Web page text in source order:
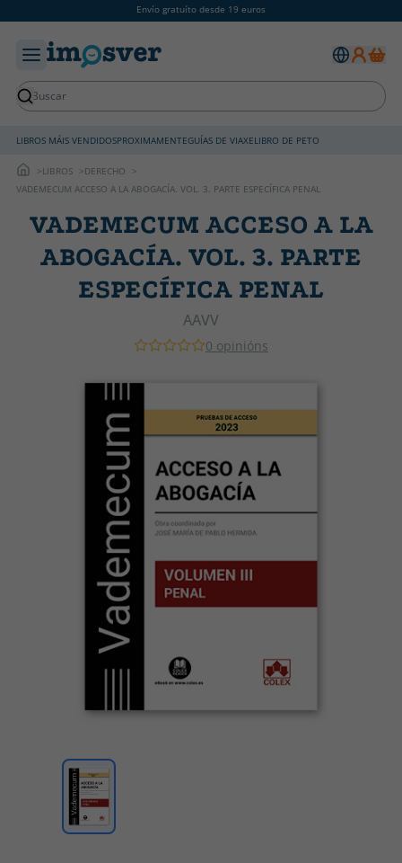
Envío gratuíto desde 19 euros
LIBROS MÁIS VENDIDOSPROXIMAMENTEGUÍAS DE VIAXELIBRO DE PETO
LIBROS
DERECHO
VADEMECUM ACCESO A LA ABOGACÍA. VOL. 3. PARTE ESPECÍFICA PENAL
VADEMECUM ACCESO A LA
ABOGACÍA. VOL. 3. PARTE
ESPECÍFICA PENAL
AAVV
0 opinións